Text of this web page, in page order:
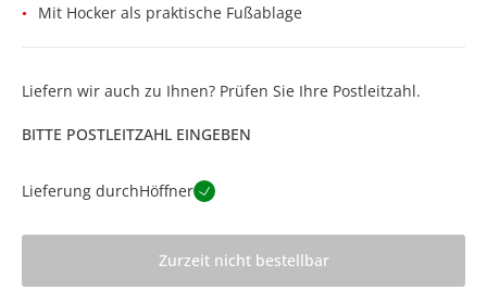
Mit Hocker als praktische Fußablage
Liefern wir auch zu Ihnen? Prüfen Sie Ihre Postleitzahl.
BITTE POSTLEITZAHL EINGEBEN
Lieferung durchHöffner
Zurzeit nicht bestellbar